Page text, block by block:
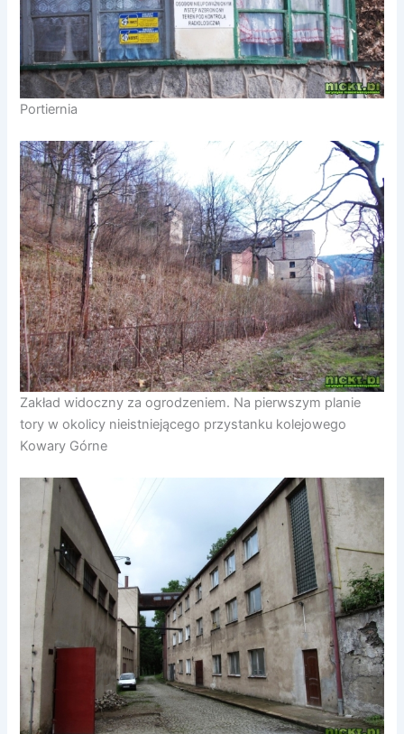
Portiernia
Zakład widoczny za ogrodzeniem. Na pierwszym planie
tory w okolicy nieistniejącego przystanku kolejowego
Kowary Górne